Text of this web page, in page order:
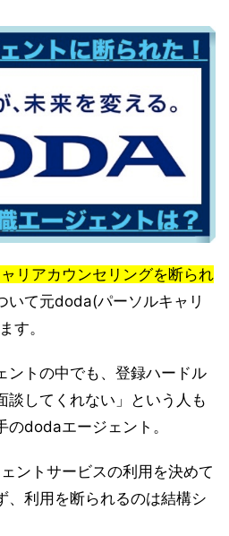
リアカウンセリングを断られ
いて元doda(パーソルキャリ
す。
ントの中でも、登録ハードル
談してくれない」という人も
のdodaエージェント。
ントサービスの利用を決めて
、利用を断られるのは結構シ